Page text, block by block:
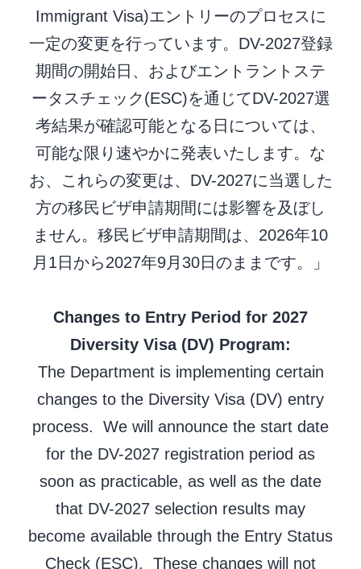
Immigrant Visa)エントリーのプロセスに
一定の変更を行っています。DV-2027登録
期間の開始日、およびエントラントステ
ータスチェック(ESC)を通じてDV-2027選
考結果が確認可能となる日については、
可能な限り速やかに発表いたします。な
お、これらの変更は、DV-2027に当選した
方の移民ビザ申請期間には影響を及ぼし
ません。移民ビザ申請期間は、2026年10
月1日から2027年9月30日のままです。」
Changes to Entry Period for 2027
Diversity Visa (DV) Program:
The Department is implementing certain
changes to the Diversity Visa (DV) entry
process. We will announce the start date
for the DV-2027 registration period as
soon as practicable, as well as the date
that DV-2027 selection results may
become available through the Entry Status
Check (ESC). These changes will not